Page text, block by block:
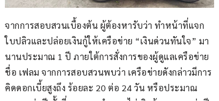
จากการสอบสวนเบื้องต้น ผู้ต้องหารับว่า ทำหน้าที่แจก
ใบปลิวและปล่อยเงินกู้ให้เครือข่าย “เงินด่วนทันใจ” มา
นานประมาณ 1 ปี ภายใต้การสั่งการของผู้ดูแลเครือข่าย
ชื่อ เฟลม จากการสอบสวนพบว่า เครือข่ายดังกล่าวมีการ
คิดดอกเบี้ยสูงถึง ร้อยละ 20 ต่อ 24 วัน หรือประมาณ